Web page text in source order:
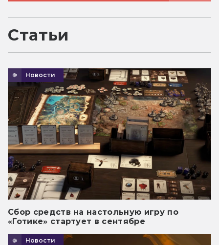
Статьи
Новости
Сбор средств на настольную игру по
«Готике» стартует в сентябре
Новости